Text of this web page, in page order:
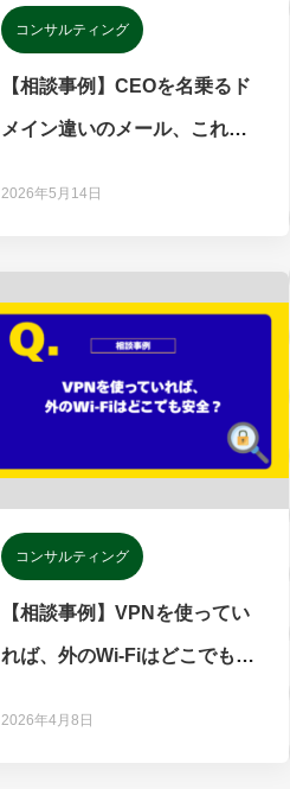
コンサルティング
【相談事例】CEOを名乗るド
メイン違いのメール、これっ
2026年5月14日
コンサルティング
【相談事例】VPNを使ってい
れば、外のWi-Fiはどこでも安
2026年4月8日